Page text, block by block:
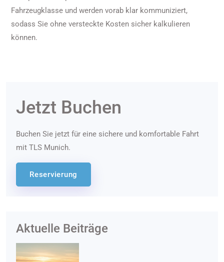
Fahrzeugklasse und werden vorab klar kommuniziert,
sodass Sie ohne versteckte Kosten sicher kalkulieren
können.
Jetzt Buchen
Buchen Sie jetzt für eine sichere und komfortable Fahrt
mit TLS Munich.
Reservierung
Aktuelle Beiträge